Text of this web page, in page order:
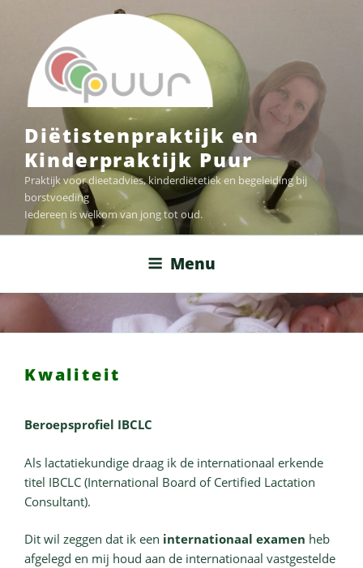
springen
Diëtistenpraktijk en
Kinderpraktijk Puur
Praktijk voor dieetadvies, kinderdiëtetiek en begeleiding bij
borstvoeding
Iedereen is welkom van jong tot oud.
Menu
Kwaliteit
Beroepsprofiel IBCLC
Als lactatiekundige draag ik de internationaal erkende
titel IBCLC (International Board of Certified Lactation
Consultant).
Dit wil zeggen dat ik een internationaal examen heb
afgelegd en mij houd aan de internationaal vastgestelde